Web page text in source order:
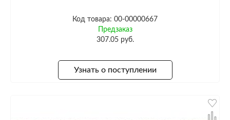
Код товара: 00-00000667
Предзаказ
307.05 руб.
Узнать о поступлении